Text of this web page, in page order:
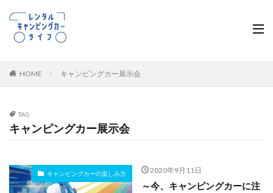
HOME キャンピングカー展示会
TAG
キャンピングカー展示会
キャンピングカーの楽しみ方 2020年9月11日
～今、キャンピングカーに注